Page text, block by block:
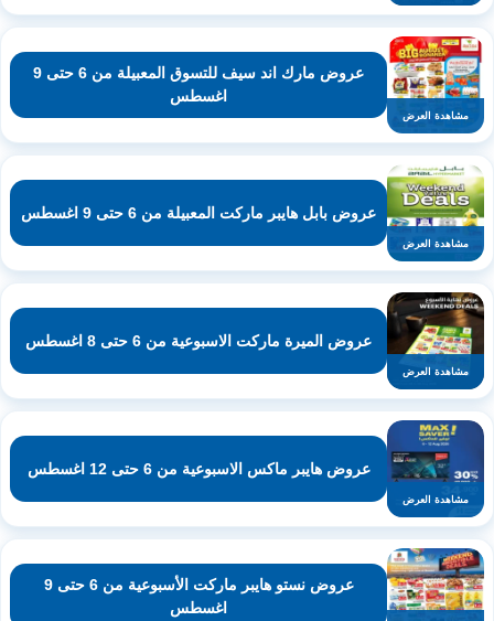
مشاهدة العرض
عروض مارك اند سيف للتسوق المعبيلة من 6 حتى 9
اغسطس
مشاهدة العرض
عروض بابل هايبر ماركت المعبيلة من 6 حتى 9 اغسطس
مشاهدة العرض
عروض الميرة ماركت الاسبوعية من 6 حتى 8 اغسطس
مشاهدة العرض
عروض هايبر ماكس الاسبوعية من 6 حتى 12 اغسطس
عروض نستو هايبر ماركت الأسبوعية من 6 حتى 9
اغسطس